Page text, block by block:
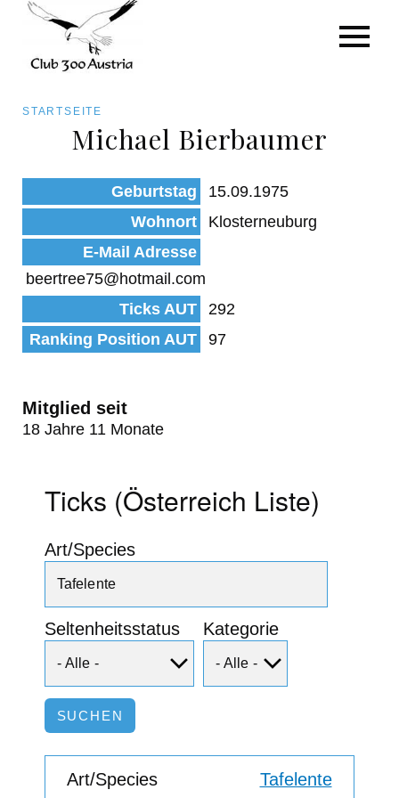
zum
Inhalt
Pfadnavigation
STARTSEITE
Michael Bierbaumer
Geburtstag
15.09.1975
Wohnort
Klosterneuburg
E-Mail Adresse
beertree75@hotmail.com
Ticks AUT
292
Ranking Position AUT
97
Mitglied seit
18 Jahre 11 Monate
Ticks (Österreich Liste)
Art/Species
Seltenheitsstatus Kategorie
Art/Species
Status
Kategorie für die Österreich-Liste
Beobachtungen
Tafelente